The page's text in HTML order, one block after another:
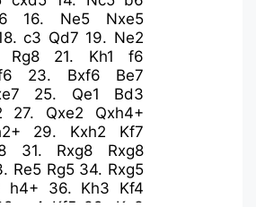
16. Ne5
Nxe5
c3 Qd7 19. Ne2
Rg8 21. Kh1
f6
23. Bxf6
Be7
25. Qe1
Bd3
27. Qxe2
Qxh4+
29. Kxh2
Kf7
31. Rxg8
Rxg8
Re5 Rg5 34. Rxg5
h4+ 36. Kh3
Kf4